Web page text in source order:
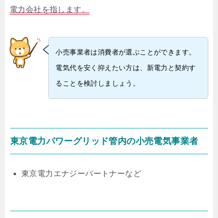
電力会社を指します。
小売事業者は消費者が選ぶことができます。
電気代を安く抑えたい方は、新電力と契約す
ることを検討しましょう。
東京電力パワーグリッド管内の小売電気事業者
東京電力エナジーパートナーなど